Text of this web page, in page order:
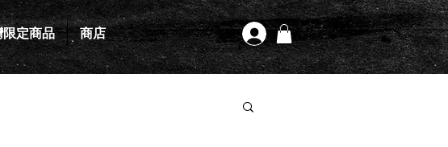
定商品 商店 登入